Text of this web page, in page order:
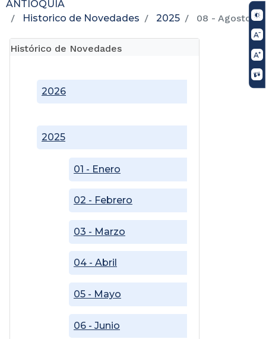
ANTIOQUIA
Historico de Novedades
2025 08 - Agosto
Histórico de Novedades
2025
01 - Enero
02 - Febrero
03 - Marzo
04 - Abril
05 - Mayo
06 - Junio
2026